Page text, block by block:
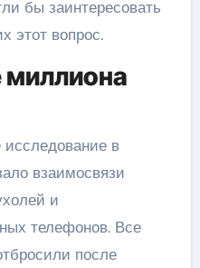
бы заинтересовать
этот вопрос.
исследование в
взаимосвязи
и
телефонов. Все
после